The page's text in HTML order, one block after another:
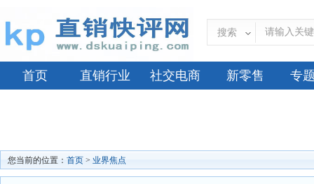
搜索
首页 直销行业 社交电商 新零售 专
您当前的位置： 首页 > 业界焦点